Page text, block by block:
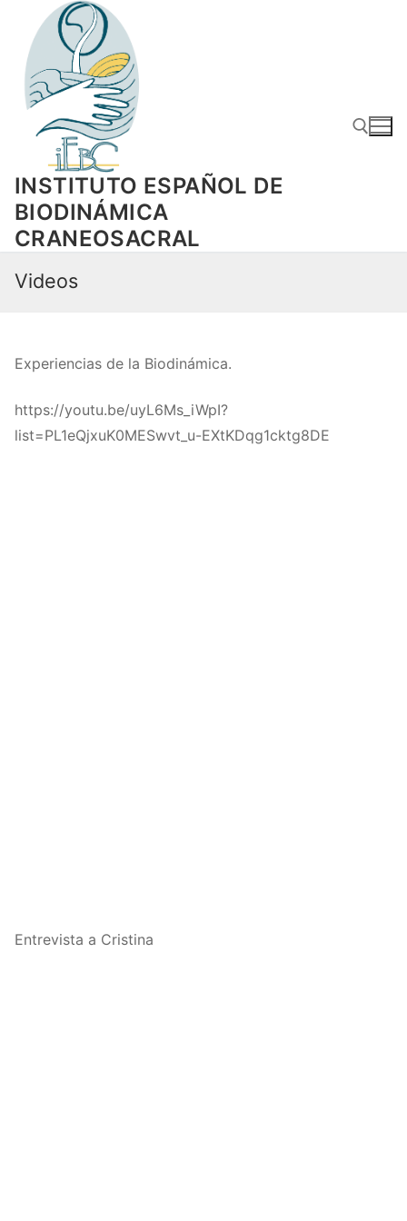
contenido
INSTITUTO ESPAÑOL DE
BIODINÁMICA
CRANEOSACRAL
Videos
Experiencias de la Biodinámica.
https://youtu.be/uyL6Ms_iWpI?
list=PL1eQjxuK0MESwvt_u-EXtKDqg1cktg8DE
Entrevista a Cristina